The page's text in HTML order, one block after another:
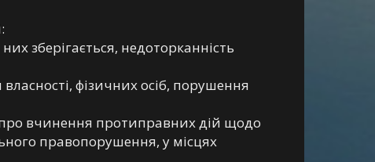
зберігається, недоторканність
фізичних осіб, порушення
про вчинення протиправних дій щодо
правопорушення, у місцях